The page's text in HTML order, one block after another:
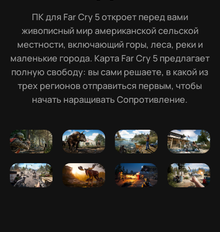
ПК для Far Cry 5 откроет перед вами
живописный мир американской сельской
местности, включающий горы, леса, реки и
маленькие города. Карта Far Cry 5 предлагает
полную свободу: вы сами решаете, в какой из
трех регионов отправиться первым, чтобы
начать наращивать Сопротивление.